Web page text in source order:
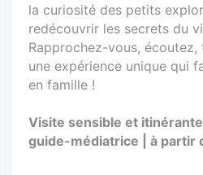
la curiosité des petits
redécouvrir les secrets du
Rapprochez-vous,
une expérience unique qui
en famille !
Visite sensible et
guide-médiatrice | à partir